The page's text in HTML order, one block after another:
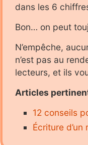
dans les 6
Bon… on peut
N’empêche,
n’est pas au
lecteurs, et ils
Articles
12 conseils
Écriture